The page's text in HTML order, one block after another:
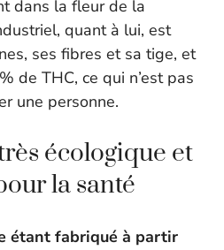
dans la fleur de la
quant à lui, est
ses fibres et sa tige, et
de THC, ce qui n’est pas
une personne.
écologique et
la santé
étant fabriqué à partir